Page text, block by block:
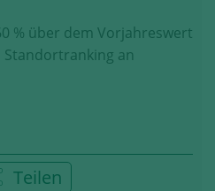
% über dem Vorjahreswert
an
Teilen